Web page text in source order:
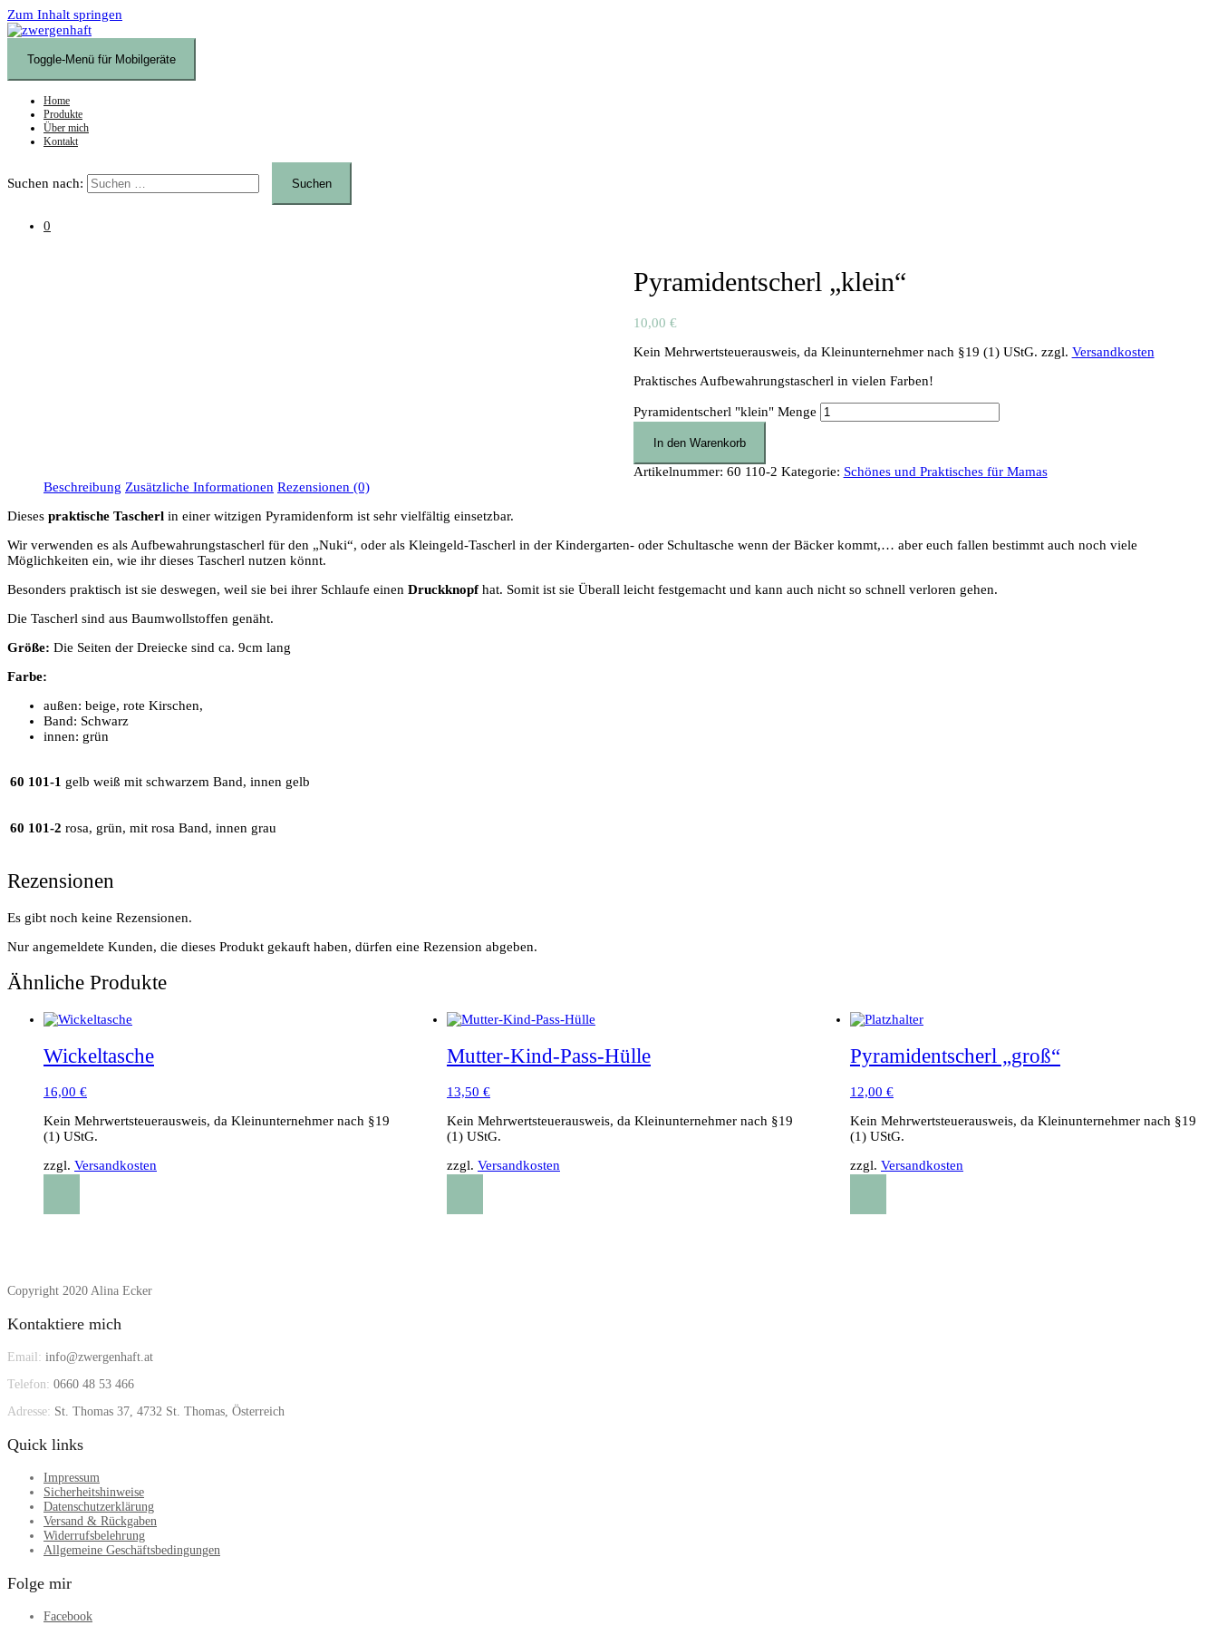
Zum Inhalt springen
Toggle-Menü für Mobilgeräte
Home
Produkte
Über mich
Kontakt
Suchen nach:
0
Pyramidentscherl „klein“
10,00 €
Kein Mehrwertsteuerausweis, da Kleinunternehmer nach §19 (1) UStG. zzgl. Versandkosten
Praktisches Aufbewahrungstascherl in vielen Farben!
Pyramidentscherl "klein" Menge
In den Warenkorb
Artikelnummer: 60 110-2 Kategorie: Schönes und Praktisches für Mamas
Beschreibung Zusätzliche Informationen Rezensionen (0)
Dieses praktische Tascherl in einer witzigen Pyramidenform ist sehr vielfältig einsetzbar.
Wir verwenden es als Aufbewahrungstascherl für den „Nuki“, oder als Kleingeld-Tascherl in der Kindergarten- oder Schultasche wenn der Bäcker kommt,… aber euch fallen bestimmt auch noch viele
Möglichkeiten ein, wie ihr dieses Tascherl nutzen könnt.
Besonders praktisch ist sie deswegen, weil sie bei ihrer Schlaufe einen Druckknopfhat. Somit ist sie Überall leicht festgemacht und kann auch nicht so schnell verloren gehen.
Die Tascherl sind aus Baumwollstoffen genäht.
Größe: Die Seiten der Dreiecke sind ca. 9cm lang
Farbe:
außen: beige, rote Kirschen,
Band: Schwarz
innen: grün
60 101-1 gelb weiß mit schwarzem Band, innen gelb
60 101-2 rosa, grün, mit rosa Band, innen grau
Rezensionen
Es gibt noch keine Rezensionen.
Nur angemeldete Kunden, die dieses Produkt gekauft haben, dürfen eine Rezension abgeben.
Ähnliche Produkte
Wickeltasche
16,00 €
Kein Mehrwertsteuerausweis, da Kleinunternehmer nach §19
(1) UStG.
zzgl. Versandkosten
Mutter-Kind-Pass-Hülle
13,50 €
Kein Mehrwertsteuerausweis, da Kleinunternehmer nach §19
(1) UStG.
zzgl. Versandkosten
Pyramidentscherl „groß“
12,00 €
Kein Mehrwertsteuerausweis, da Kleinunternehmer nach §19
(1) UStG.
zzgl. Versandkosten
Copyright 2020 Alina Ecker
Kontaktiere mich
Email: info@zwergenhaft.at
Telefon: 0660 48 53 466
Adresse: St. Thomas 37, 4732 St. Thomas, Österreich
Quick links
Impressum
Sicherheitshinweise
Datenschutzerklärung
Versand & Rückgaben
Widerrufsbelehrung
Allgemeine Geschäftsbedingungen
Folge mir
Facebook